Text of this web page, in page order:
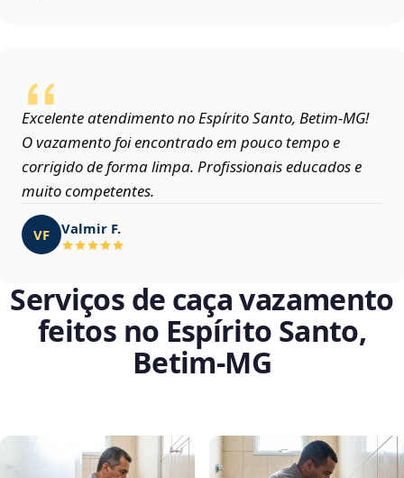
Excelente atendimento no Espírito Santo, Betim‑MG!
O vazamento foi encontrado em pouco tempo e
corrigido de forma limpa. Profissionais educados e
muito competentes.
VF Valmir F.
Serviços de caça vazamento
feitos no Espírito Santo,
Betim‑MG